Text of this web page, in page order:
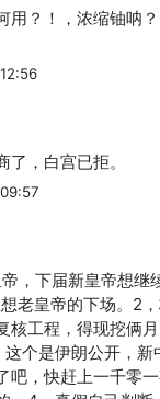
用？！，浓缩铀呐
了，白宫已拒。
，下届新皇帝想继
老皇帝的下场。2
核工程，得现挖俩
个是伊朗公开，新
吧，快赶上一千零